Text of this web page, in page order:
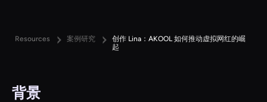
Resources 案例研究
创作 Lina：AKOOL 如何推动虚拟网红的崛
起
背景